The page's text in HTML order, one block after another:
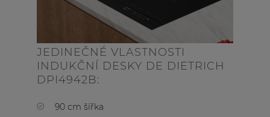
JEDINEČNÉ VLASTNOSTI
INDUKČNÍ DESKY DE DIETRICH
DPI4942B:
90 cm šířka